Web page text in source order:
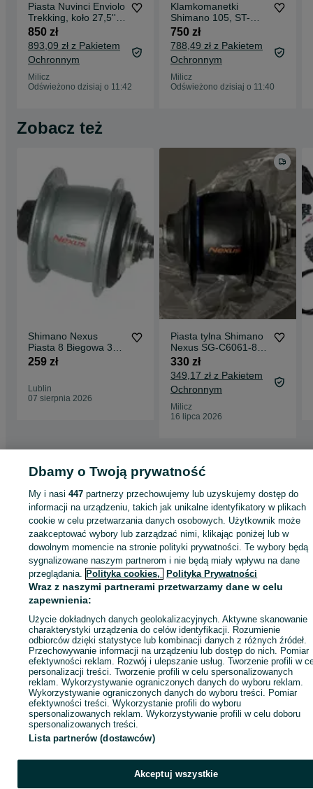
Piasta Nuvinci Enviolo
Trekking, koło 27,5''
DT Swiss U 663,
(974)
850 zł
893,09 zł z Pakietem
Ochronnym
Milicz
Odświeżono dzisiaj o 11:42
Klamkomanetki
Shimano 105, ST-
R7025 BR-R7070,
nowe (2061)
750 zł
788,49 zł z Pakietem
Ochronnym
Milicz
Odświeżono dzisiaj o 11:40
Zobacz też
Shimano Nexus
Piasta 8 Biegowa 36H
SG-C6001-8R
259 zł
Lublin
07 sierpnia 2026
Piasta tylna Shimano
Nexus SG-C6061-8R
Di2 (51)
330 zł
349,17 zł z Pakietem
Ochronnym
Milicz
16 lipca 2026
Strona główna Sport i Hobby Rowery Części rowerowe
KATEGORIA
ID:1019806490 Wyświetlenia:
Dbamy o Twoją prywatność
My i nasi447 partnerzy przechowujemy lub uzyskujemy dostęp do
informacji na urządzeniu, takich jak unikalne identyfikatory w plikach
cookie w celu przetwarzania danych osobowych. Użytkownik może
zaakceptować wybory lub zarządzać nimi, klikając poniżej lub w
dowolnym momencie na stronie polityki prywatności. Te wybory będą
sygnalizowane naszym partnerom i nie będą miały wpływu na dane
przeglądania. Polityka cookies, Polityka Prywatności
Wraz z naszymi partnerami przetwarzamy dane w celu
zapewnienia:
Użycie dokładnych danych geolokalizacyjnych. Aktywne skanowanie
charakterystyki urządzenia do celów identyfikacji. Rozumienie
odbiorców dzięki statystyce lub kombinacji danych z różnych źródeł.
Przechowywanie informacji na urządzeniu lub dostęp do nich. Pomiar
efektywności reklam. Rozwój i ulepszanie usług. Tworzenie profili w
personalizacji treści. Tworzenie profili w celu spersonalizowanych
reklam. Wykorzystywanie ograniczonych danych do wyboru reklam.
Wykorzystywanie ograniczonych danych do wyboru treści. Pomiar
efektywności treści. Wykorzystanie profili do wyboru
spersonalizowanych reklam. Wykorzystywanie profili w celu doboru
spersonalizowanych treści.
Lista partnerów (dostawców)
Akceptuj wszystkie